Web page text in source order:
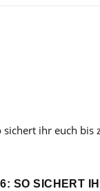
SO SICHERT